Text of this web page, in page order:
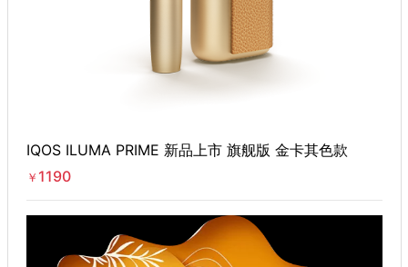
IQOS ILUMA PRIME 新品上市 旗舰版 金卡其色款
￥ 1190